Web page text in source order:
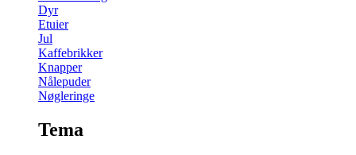
Dyr
Etuier
Jul
Kaffebrikker
Knapper
Nålepuder
Nøgleringe
Tema